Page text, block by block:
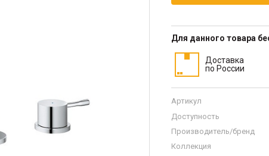
Для данного товара
Доставка
по России
Артикул
Доступность
Производитель/бренд
Коллекция